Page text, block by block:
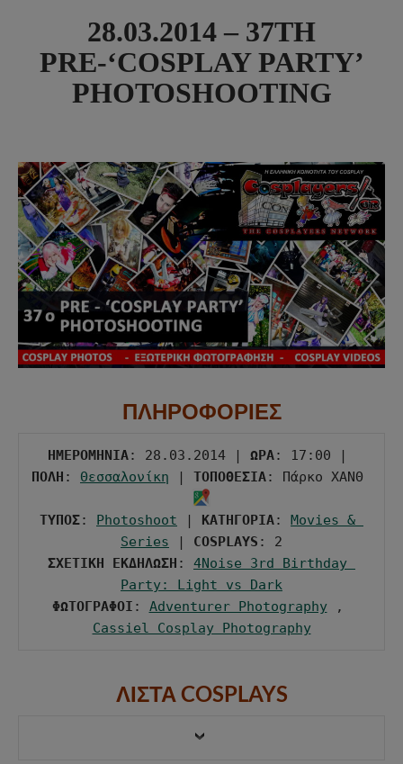
28.03.2014 – 37TH
PRE-‘COSPLAY PARTY’
PHOTOSHOOTING
ΠΛΗΡΟΦΟΡΙΕΣ
ΗΜΕΡΟΜΗΝΙΑ: 28.03.2014 | ΩΡΑ
ΠΟΛΗ : Θεσσαλονίκη | ΤΟΠΟΘΕΣΙΑ: Πάρκο ΧΑΝΘ
ΤΥΠΟΣ: Photoshoot ΚΑΤΗΓΟΡΙΑ:
Movies &
Series
COSPLAYS
ΣΧΕΤΙΚΗ ΕΚΔΗΛΩΣΗ : 4Noise 3rd Birthday
Party: Light vs Dark
ΦΩΤΟΓΡΑΦΟΙ : Adventurer Photography
Cassiel Cosplay Photography
ΛΙΣΤΑ COSPLAYS